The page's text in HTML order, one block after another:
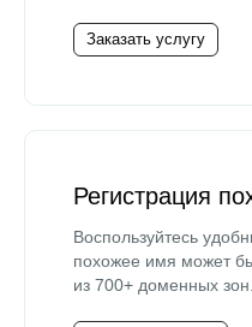
Заказать услугу
Регистрация
Воспользуйтесь
похожее имя может
из 700+ доменных зон.